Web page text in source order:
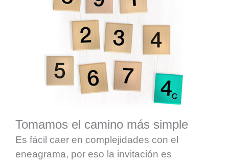
Tomamos el camino más simple
Es fácil caer en complejidades con el
eneagrama, por eso la invitación es